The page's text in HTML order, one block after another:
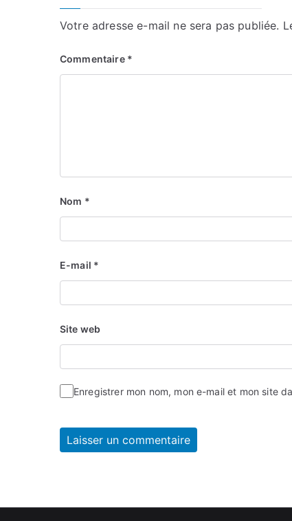
Votre adresse e-mail ne sera pas publiée.
Commentaire *
Nom *
E-mail *
Site web
Enregistrer mon nom, mon e-mail et mon site